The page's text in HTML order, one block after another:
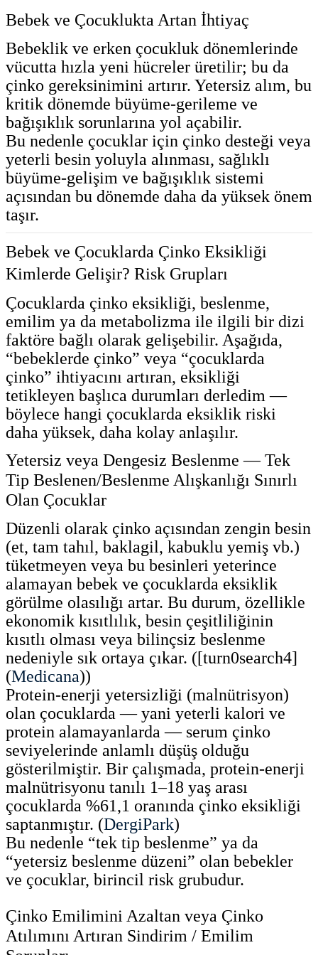
Bebek ve Çocuklukta Artan İhtiyaç
Bebeklik ve erken çocukluk dönemlerinde
vücutta hızla yeni hücreler üretilir; bu da
çinko gereksinimini artırır. Yetersiz alım, bu
kritik dönemde büyüme-gerileme ve
bağışıklık sorunlarına yol açabilir.
Bu nedenle çocuklar için çinko desteği veya
yeterli besin yoluyla alınması, sağlıklı
büyüme-gelişim ve bağışıklık sistemi
açısından bu dönemde daha da yüksek önem
taşır.
Bebek ve Çocuklarda Çinko Eksikliği
Kimlerde Gelişir? Risk Grupları
Çocuklarda çinko eksikliği, beslenme,
emilim ya da metabolizma ile ilgili bir dizi
faktöre bağlı olarak gelişebilir. Aşağıda,
“bebeklerde çinko” veya “çocuklarda
çinko” ihtiyacını artıran, eksikliği
tetikleyen başlıca durumları derledim —
böylece hangi çocuklarda eksiklik riski
daha yüksek, daha kolay anlaşılır.
Yetersiz veya Dengesiz Beslenme — Tek
Tip Beslenen/Beslenme Alışkanlığı Sınırlı
Olan Çocuklar
Düzenli olarak çinko açısından zengin besin
(et, tam tahıl, baklagil, kabuklu yemiş vb.)
tüketmeyen veya bu besinleri yeterince
alamayan bebek ve çocuklarda eksiklik
görülme olasılığı artar. Bu durum, özellikle
ekonomik kısıtlılık, besin çeşitliliğinin
kısıtlı olması veya bilinçsiz beslenme
nedeniyle sık ortaya çıkar. ([turn0search4]
(Medicana))
Protein-enerji yetersizliği (malnütrisyon)
olan çocuklarda — yani yeterli kalori ve
protein alamayanlarda — serum çinko
seviyelerinde anlamlı düşüş olduğu
gösterilmiştir. Bir çalışmada, protein-enerji
malnütrisyonu tanılı 1–18 yaş arası
çocuklarda %61,1 oranında çinko eksikliği
saptanmıştır. (DergiPark)
Bu nedenle “tek tip beslenme” ya da
“yetersiz beslenme düzeni” olan bebekler
ve çocuklar, birincil risk grubudur.
Çinko Emilimini Azaltan veya Çinko
Atılımını Artıran Sindirim / Emilim